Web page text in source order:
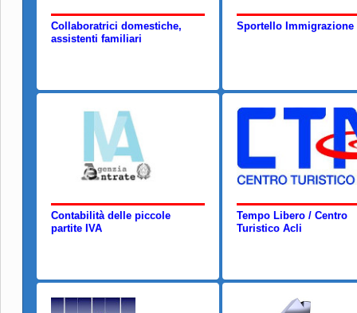
Collaboratrici domestiche,
assistenti familiari
Sportello Immigrazione
Contabilità delle piccole
partite IVA
Tempo Libero / Centro
Turistico Acli